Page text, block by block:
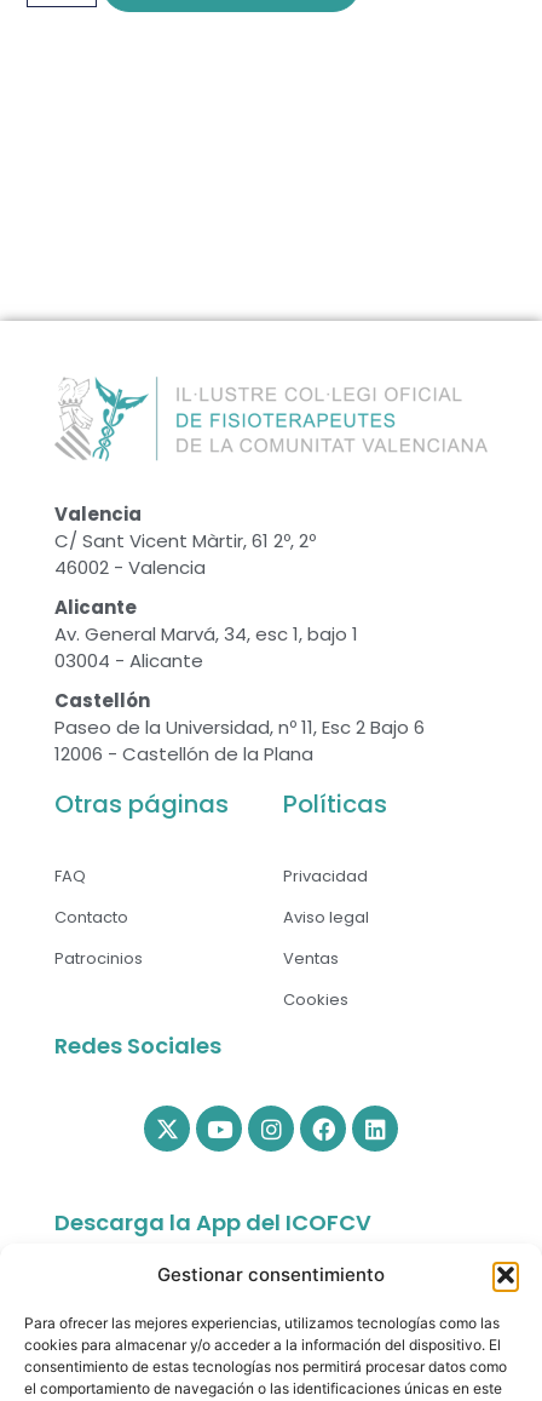
Gestionar consentimiento
Para ofrecer las mejores experiencias, utilizamos tecnologías como las
cookies para almacenar y/o acceder a la información del dispositivo. El
consentimiento de estas tecnologías nos permitirá procesar datos como
el comportamiento de navegación o las identificaciones únicas en este
Valencia
C/ Sant Vicent Màrtir, 61 2º, 2º
46002 - Valencia
Alicante
Av. General Marvá, 34, esc 1, bajo 1
03004 - Alicante
Castellón
Paseo de la Universidad, nº 11, Esc 2 Bajo 6
12006 - Castellón de la Plana
Otras páginas
FAQ
Contacto
Patrocinios
Políticas
Privacidad
Aviso legal
Ventas
Cookies
Redes Sociales
Descarga la App del ICOFCV